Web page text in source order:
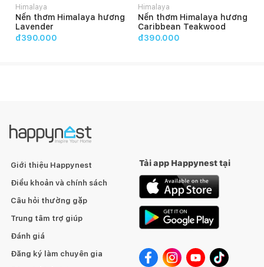
Himalaya
Nến thơm Himalaya hương
Lavender
đ390.000
Himalaya
Nến thơm Himalaya hương
Caribbean Teakwood
đ390.000
Giới thiệu Happynest
Điều khoản và chính sách
Câu hỏi thường gặp
Trung tâm trợ giúp
Đánh giá
Đăng ký làm chuyên gia
Tải app Happynest tại